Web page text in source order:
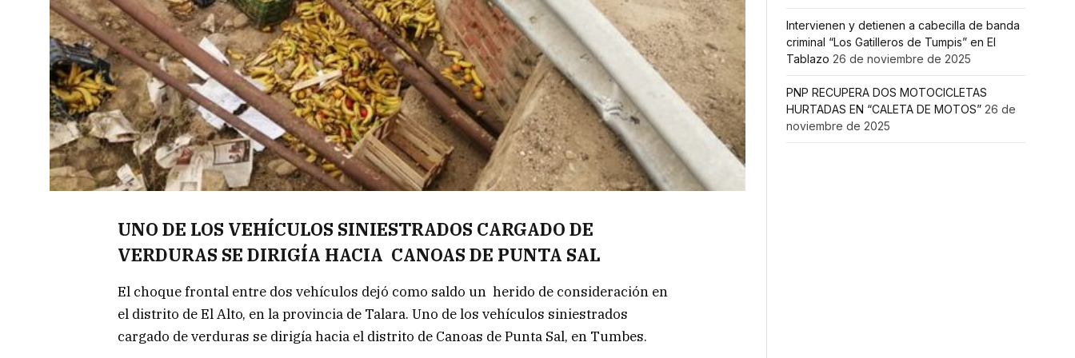
UNO DE LOS VEHÍCULOS SINIESTRADOS CARGADO DE
VERDURAS SE DIRIGÍA HACIA CANOAS DE PUNTA SAL
El choque frontal entre dos vehículos dejó como saldo un herido de consideración en
el distrito de El Alto, en la provincia de Talara. Uno de los vehículos siniestrados
cargado de verduras se dirigía hacia el distrito de Canoas de Punta Sal, en Tumbes.
Intervienen y detienen a cabecilla de banda
criminal “Los Gatilleros de Tumpis” en El
Tablazo 26 de noviembre de 2025
PNP RECUPERA DOS MOTOCICLETAS
HURTADAS EN “CALETA DE MOTOS” 26 de
noviembre de 2025